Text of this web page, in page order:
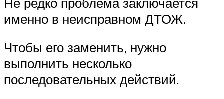
именно в неисправном ДТОЖ.
Чтобы его заменить, нужно
выполнить несколько
последовательных действий.